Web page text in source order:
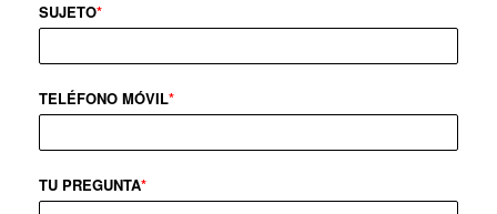
SUJETO*
TELÉFONO MÓVIL*
TU PREGUNTA*